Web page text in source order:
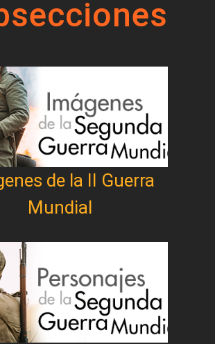
de la II Guerra
Mundial